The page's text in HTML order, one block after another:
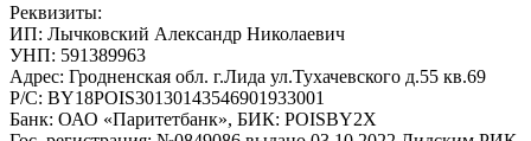
Реквизиты:
ИП: Лычковский Александр Николаевич
УНП: 591389963
Адрес: Гродненская обл. г.Лида ул.Тухачевского д.55 кв.69
Р/С: BY18POIS30130143546901933001
Банк: ОАО «Паритетбанк», БИК: POISBY2X